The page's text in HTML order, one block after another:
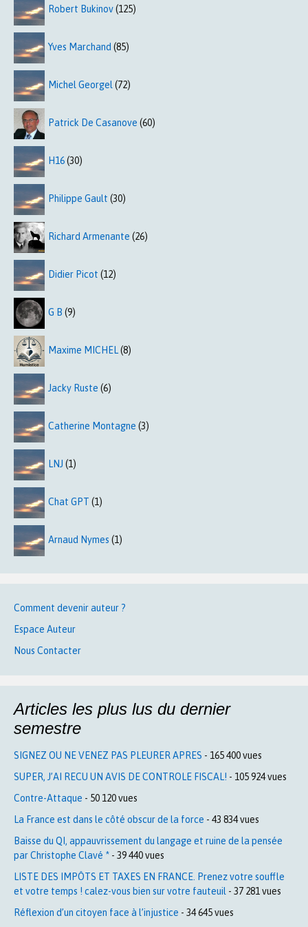
Robert Bukinov(125)
Yves Marchand (85)
Michel Georgel (72)
Patrick De Casanove (60)
H16(30)
Philippe Gault (30)
Richard Armenante (26)
Didier Picot (12)
G B (9)
Maxime MICHEL(8)
Jacky Ruste (6)
Catherine Montagne (3)
LNJ (1)
Chat GPT (1)
Arnaud Nymes (1)
Comment devenir auteur ?
Espace Auteur
Nous Contacter
Articles les plus lus du dernier
semestre
SIGNEZ OU NE VENEZ PAS PLEURER APRES - 165 400 vues
SUPER, J’AI RECU UN AVIS DE CONTROLE FISCAL! - 105 924 vues
Contre-Attaque - 50 120 vues
La France est dans le côté obscur de la force - 43 834 vues
Baisse du QI, appauvrissement du langage et ruine de la pensée
par Christophe Clavé * - 39 440 vues
LISTE DES IMPÔTS ET TAXES EN FRANCE. Prenez votre souffle
et votre temps ! calez-vous bien sur votre fauteuil - 37 281 vues
Réflexion d’un citoyen face à l’injustice - 34 645 vues